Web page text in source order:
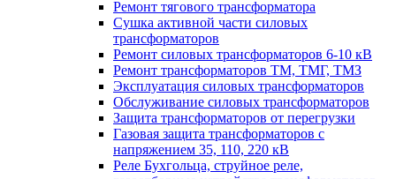
Ремонт тягового трансформатора
Сушка активной части силовых
трансформаторов
Ремонт силовых трансформаторов 6-10 кВ
Ремонт трансформаторов ТМ, ТМГ, ТМЗ
Эксплуатация силовых трансформаторов
Обслуживание силовых трансформаторов
Защита трансформаторов от перегрузки
Газовая защита трансформаторов с
напряжением 35, 110, 220 кВ
Реле Бухгольца, струйное реле,